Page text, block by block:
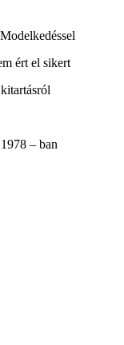
Modelkedéssel
ért el sikert
1978 – ban